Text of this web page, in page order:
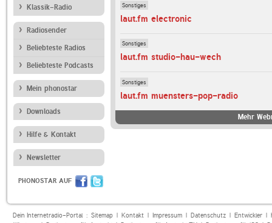
Klassik-Radio
Radiosender
Beliebteste Radios
Beliebteste Podcasts
Mein phonostar
Downloads
Hilfe & Kontakt
Newsletter
PHONOSTAR AUF
Sonstiges
laut.fm electronic
Sonstiges
laut.fm studio-hau-wech
Sonstiges
laut.fm muensters-pop-radio
Mehr
Dein Internetradio-Portal : Sitemap| Kontakt| Impressum| Datenschutz| Entwickler|